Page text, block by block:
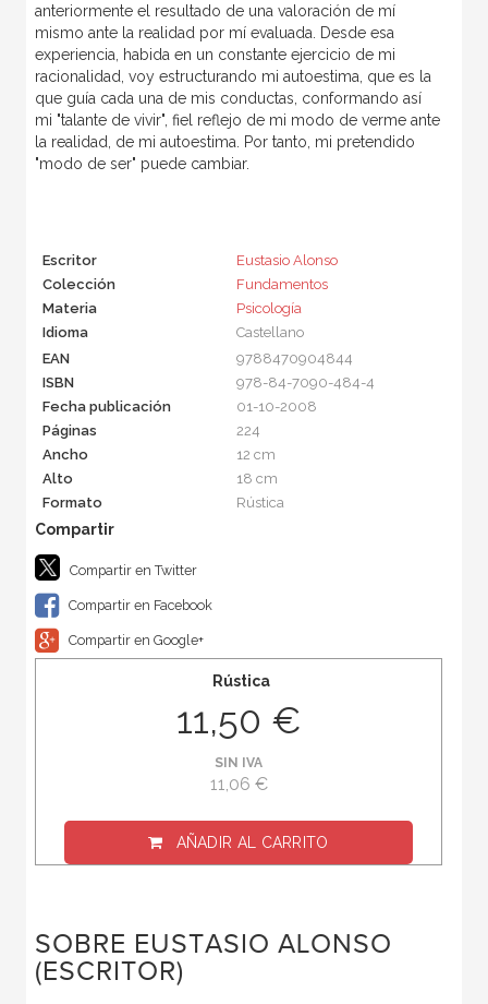
anteriormente el resultado de una valoración de mí
mismo ante la realidad por mí evaluada. Desde esa
experiencia, habida en un constante ejercicio de mi
racionalidad, voy estructurando mi autoestima, que es la
que guía cada una de mis conductas, conformando así
mi "talante de vivir", fiel reflejo de mi modo de verme ante
la realidad, de mi autoestima. Por tanto, mi pretendido
"modo de ser" puede cambiar.
Escritor
Eustasio Alonso
Colección
Fundamentos
Materia
Psicología
Idioma
Castellano
EAN
9788470904844
ISBN
978-84-7090-484-4
Fecha publicación
01-10-2008
Páginas
224
Ancho
12 cm
Alto
18 cm
Formato
Rústica
Compartir en Twitter
Compartir en Facebook
Compartir en Google+
Rústica
11,50 €
SIN IVA
11,06 €
AÑADIR AL CARRITO
SOBRE EUSTASIO ALONSO
(ESCRITOR)